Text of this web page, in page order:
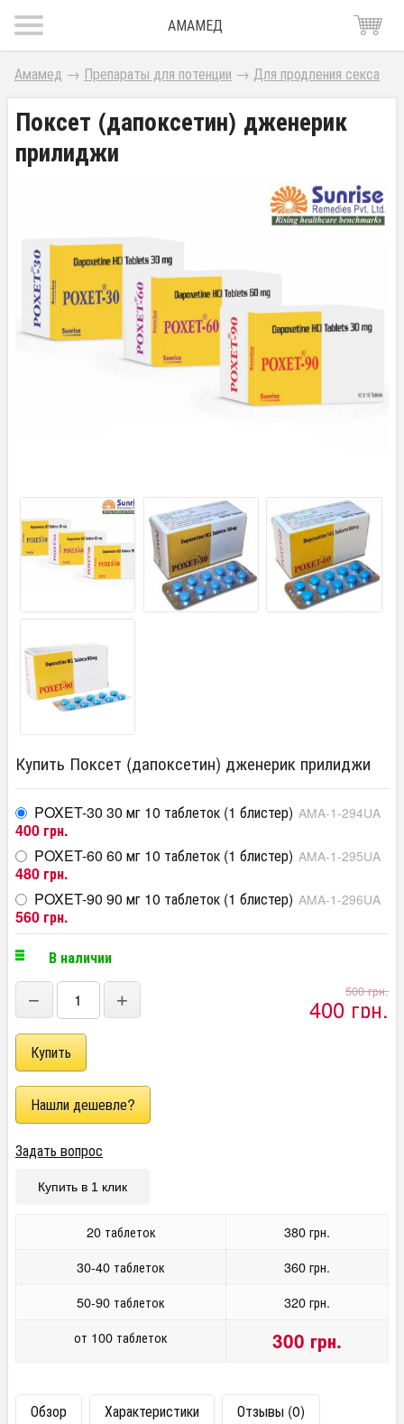
АМАМЕД
Амамед → Препараты для потенции → Для продления секса
Поксет (дапоксетин) дженерик
прилиджи
Купить Поксет (дапоксетин) дженерик прилиджи
POXET-30 30 мг 10 таблеток (1 блистер) AMA-1-294UA
400 грн.
POXET-60 60 мг 10 таблеток (1 блистер) AMA-1-295UA
480 грн.
POXET-90 90 мг 10 таблеток (1 блистер) AMA-1-296UA
560 грн.
В наличии
− + 500 грн.
400 грн.
Задать вопрос
Купить в 1 клик
20 таблеток
380 грн.
30-40 таблеток
360 грн.
50-90 таблеток
320 грн.
от 100 таблеток
300 грн.
Обзор Характеристики Отзывы (0)